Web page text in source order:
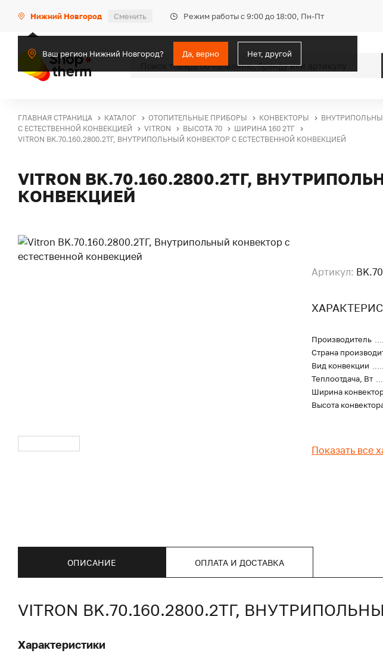
Нижний Новгород Сменить Режим работы с 9:00 до 18:00, Пн-Пт
Ваш регион Нижний Новгород? Да, верно Нет, другой
ГЛАВНАЯ СТРАНИЦА КАТАЛОГ ОТОПИТЕЛЬНЫЕ ПРИБОРЫ КОНВЕКТОРЫ
С ЕСТЕСТВЕННОЙ КОНВЕКЦИЕЙ
VITRON ВЫСОТА 70
ШИРИНА 160 2ТГ
VITRON BK.70.160.2800.2ТГ, ВНУТРИПОЛЬНЫЙ КОНВЕКТОР С ЕСТЕСТВЕННОЙ КОНВЕКЦИЕЙ
VITRON BK.70.160.2800.2ТГ,
КОНВЕКЦИЕЙ
Артикул:
Производитель
Страна
Вид конвекции
Теплоотдача, Вт
Ширина
Высота
Показать все
ОПИСАНИЕ ОПЛАТА И ДОСТАВКА
VITRON BK.70.160.2800.2ТГ,
Характеристики